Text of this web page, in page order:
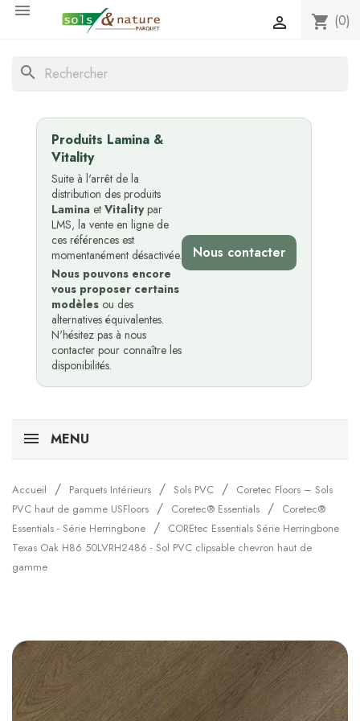

shopping_cart (0)

search
Produits Lamina &
Vitality
Suite à l'arrêt de la
distribution des produits
Lamina et Vitalitypar
LMS, la vente en ligne de
ces références est
momentanément désactivée.
Nous pouvons encore
vous proposer certains
modèles ou des
alternatives équivalentes.
N'hésitez pas à nous
contacter pour connaître les
disponibilités.
Nous contacter
MENU
Accueil Parquets Intérieurs Sols PVC
Coretec Floors – Sols
PVC haut de gamme USFloors
Coretec® Essentials
Coretec®
Essentials - Série Herringbone
COREtec Essentials Série Herringbone
Texas Oak H86 50LVRH2486 - Sol PVC clipsable chevron haut de
gamme